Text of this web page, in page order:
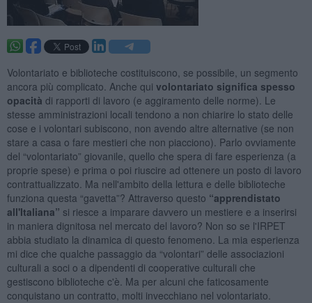
Volontariato e biblioteche costituiscono, se possibile, un segmento
ancora più complicato. Anche qui volontariato significa spesso
opacità di rapporti di lavoro (e aggiramento delle norme). Le
stesse amministrazioni locali tendono a non chiarire lo stato delle
cose e i volontari subiscono, non avendo altre alternative (se non
stare a casa o fare mestieri che non piacciono). Parlo ovviamente
del “volontariato” giovanile, quello che spera di fare esperienza (a
proprie spese) e prima o poi riuscire ad ottenere un posto di lavoro
contrattualizzato. Ma nell'ambito della lettura e delle biblioteche
funziona questa “gavetta”? Attraverso questo “apprendistato
all'Italiana” si riesce a imparare davvero un mestiere e a inserirsi
in maniera dignitosa nel mercato del lavoro? Non so se l'IRPET
abbia studiato la dinamica di questo fenomeno. La mia esperienza
mi dice che qualche passaggio da “volontari” delle associazioni
culturali a soci o a dipendenti di cooperative culturali che
gestiscono biblioteche c'è. Ma per alcuni che faticosamente
conquistano un contratto, molti invecchiano nel volontariato.